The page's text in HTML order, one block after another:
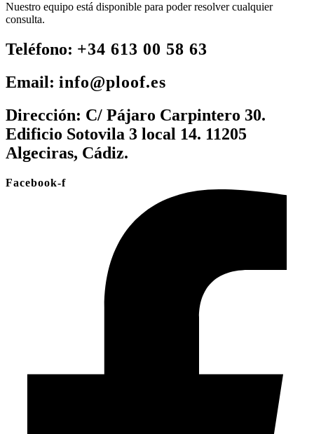
Nuestro equipo está disponible para poder resolver cualquier
consulta.
Teléfono: +34 613 00 58 63
Email: info@ploof.es
Dirección: C/ Pájaro Carpintero 30.
Edificio Sotovila 3 local 14. 11205
Algeciras, Cádiz.
Facebook-f